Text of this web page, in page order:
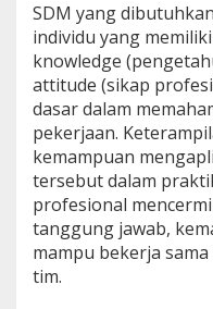
SDM yang
individu yang
knowledge
attitude (sikap
dasar dalam
pekerjaan.
kemampuan
tersebut dalam
profesional
tanggung jawab,
mampu bekerja
tim.